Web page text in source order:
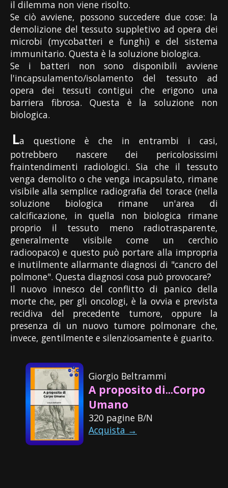
il dilemma non viene risolto.
Se ciò avviene, possono succedere due cose: la
demolizione del tessuto suppletivo ad opera dei
microbi (mycobatteri e funghi) e del sistema
immunitario. Questa è la soluzione biologica.
Se i batteri non sono disponibili avviene
l'incapsulamento/isolamento del tessuto ad
opera dei tessuti contigui che erigono una
barriera fibrosa. Questa è la soluzione non
biologica.
La questione è che in entrambi i casi,
potrebbero nascere dei pericolosissimi
fraintendimenti radiologici. Sia che il tessuto
venga demolito o che venga incapsulato, rimane
visibile alla semplice radiografia del torace (nella
soluzione biologica rimane un'area di
calcificazione, in quella non biologica rimane
proprio il tessuto meno radiotrasparente,
generalmente visibile come un cerchio
radioopaco) e questo può portare alla impropria
e inutilmente allarmante diagnosi di "cancro del
polmone". Questa diagnosi cosa può provocare?
Il nuovo innesco del conflitto di panico della
morte che, per gli oncologi, è la ovvia e prevista
recidiva del precedente tumore, oppure la
presenza di un nuovo tumore polmonare che,
invece, gentilmente e silenziosamente è guarito.
Giorgio Beltrammi
A proposito di...Corpo
Umano
320 pagine B/N
Acquista →